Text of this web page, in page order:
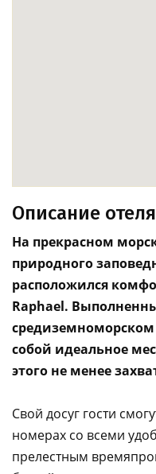
Описание отеля
На прекрасном
природного
расположился
Raphael.
средиземноморском
собой идеальное
этого не менее
Свой досуг гости
номерах со всеми
прелестным